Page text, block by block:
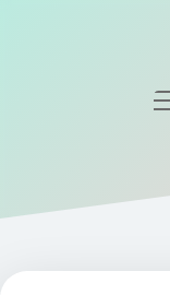
Gizlilik